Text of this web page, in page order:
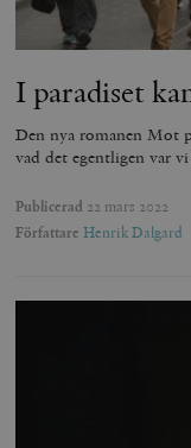
I paradiset
Den nya romanen Mot
vad det egentligen var
Publicerad 22 mars 2022
Författare Henrik Dalgard